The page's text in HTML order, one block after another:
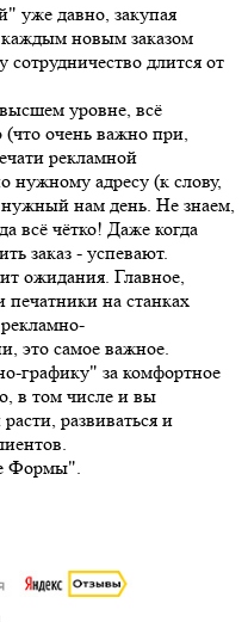
уже давно, закупая
новым заказом
сотрудничество длится от
уровне, всё
(что очень важно при,
рекламной
нужному адресу (к слову,
нам день. Не знаем,
всё чётко! Даже когда
заказ - успевают.
ожидания. Главное,
печатники на станках
это самое важное.
графику" за комфортное
в том числе и вы
развиваться и
Формы".